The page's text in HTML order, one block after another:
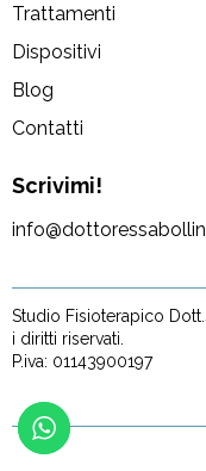
Trattamenti
Dispositivi
Blog
Contatti
Scrivimi!
Studio Fisioterapico
i diritti riservati.
P.iva: 01143900197